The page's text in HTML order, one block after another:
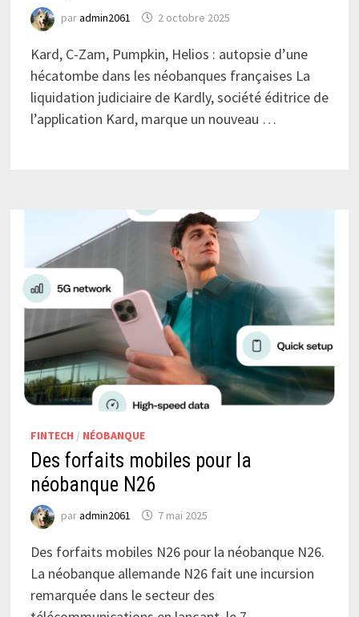
paradmin2061 2 octobre 2025
Kard, C-Zam, Pumpkin, Helios : autopsie d’une
hécatombe dans les néobanques françaises La
liquidation judiciaire de Kardly, société éditrice de
l’application Kard, marque un nouveau …
FINTECH / NÉOBANQUE
Des forfaits mobiles pour la
néobanque N26
paradmin2061 7 mai 2025
Des forfaits mobiles N26 pour la néobanque N26.
La néobanque allemande N26 fait une incursion
remarquée dans le secteur des